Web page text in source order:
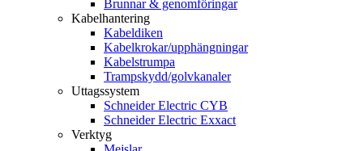
Brunnar & genomföringar
Kabelhantering
Kabeldiken
Kabelkrokar/upphängningar
Kabelstrumpa
Trampskydd/golvkanaler
Uttagssystem
Schneider Electric CYB
Schneider Electric Exxact
Verktyg